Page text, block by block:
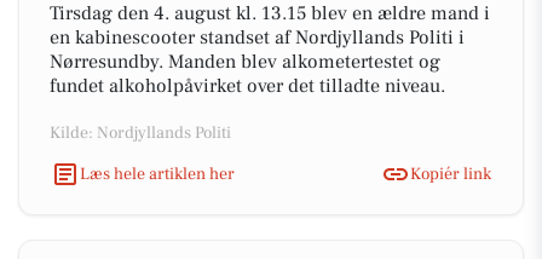
Tirsdag den 4. august kl. 13.15 blev en ældre mand i
en kabinescooter standset af Nordjyllands Politi i
Nørresundby. Manden blev alkometertestet og
fundet alkoholpåvirket over det tilladte niveau.
Kilde: Nordjyllands Politi
Læs hele artiklen her
Kopiér link